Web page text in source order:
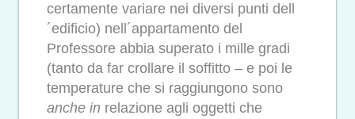
certamente variare nei diversi punti dell
´edificio) nell´appartamento del
Professore abbia superato i mille gradi
(tanto da far crollare il soffitto – e poi le
temperature che si raggiungono sono
anche in relazione agli oggetti che